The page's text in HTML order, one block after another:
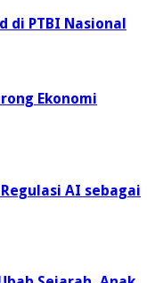
di PTBI Nasional
Ekonomi
AI sebagai